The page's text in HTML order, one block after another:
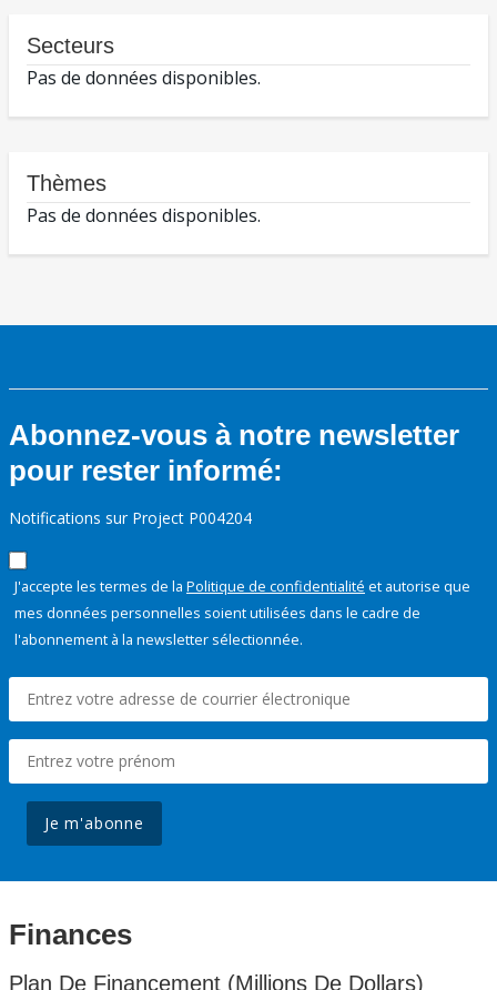
Secteurs
Pas de données disponibles.
Thèmes
Pas de données disponibles.
Abonnez-vous à notre newsletter
pour rester informé:
Notifications sur Project P004204
J'accepte les termes de la Politique de confidentialité et autorise que
mes données personnelles soient utilisées dans le cadre de
l'abonnement à la newsletter sélectionnée.
Je m'abonne
Finances
Plan De Financement (Millions De Dollars)